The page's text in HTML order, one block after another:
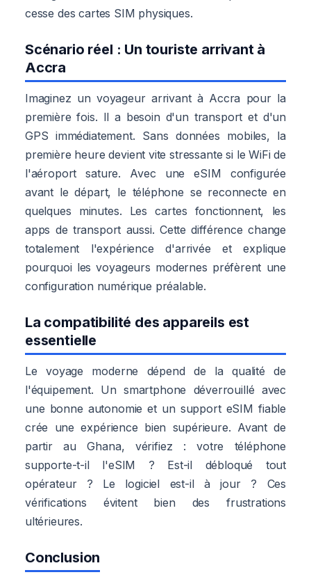
cesse des cartes SIM physiques.
Scénario réel : Un touriste arrivant à
Accra
Imaginez un voyageur arrivant à Accra pour la
première fois. Il a besoin d'un transport et d'un
GPS immédiatement. Sans données mobiles, la
première heure devient vite stressante si le WiFi de
l'aéroport sature. Avec une eSIM configurée
avant le départ, le téléphone se reconnecte en
quelques minutes. Les cartes fonctionnent, les
apps de transport aussi. Cette différence change
totalement l'expérience d'arrivée et explique
pourquoi les voyageurs modernes préfèrent une
configuration numérique préalable.
La compatibilité des appareils est
essentielle
Le voyage moderne dépend de la qualité de
l'équipement. Un smartphone déverrouillé avec
une bonne autonomie et un support eSIM fiable
crée une expérience bien supérieure. Avant de
partir au Ghana, vérifiez : votre téléphone
supporte-t-il l'eSIM ? Est-il débloqué tout
opérateur ? Le logiciel est-il à jour ? Ces
vérifications évitent bien des frustrations
ultérieures.
Conclusion